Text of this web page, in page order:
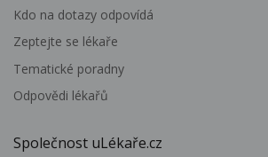
Kdo na dotazy odpovídá
Zeptejte se lékaře
Tematické poradny
Odpovědi lékařů
Společnost uLékaře.cz